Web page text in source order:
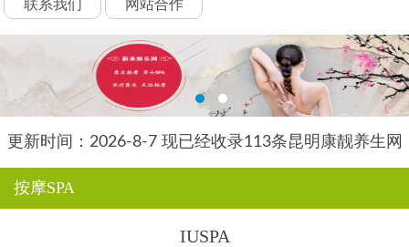
联系我们 网站合作
更新时间：2026-8-7 现已经收录113条昆明康靓养生网
按摩SPA
IUSPA